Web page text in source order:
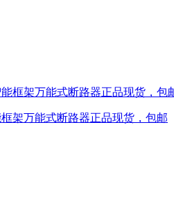
架万能式断路器正品现货，包邮